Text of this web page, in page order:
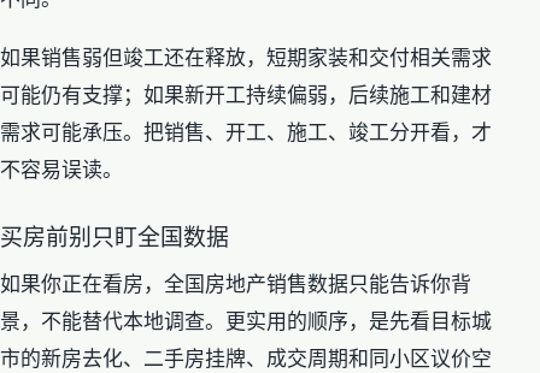
如果销售弱但竣工还在释放，短期家装和交付相关需求
可能仍有支撑；如果新开工持续偏弱，后续施工和建材
需求可能承压。把销售、开工、施工、竣工分开看，才
不容易误读。
买房前别只盯全国数据
如果你正在看房，全国房地产销售数据只能告诉你背
景，不能替代本地调查。更实用的顺序，是先看目标城
市的新房去化、二手房挂牌、成交周期和同小区议价空